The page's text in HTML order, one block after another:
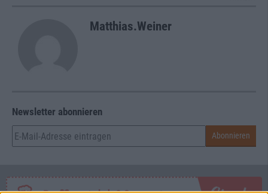
Matthias.Weiner
Newsletter abonnieren